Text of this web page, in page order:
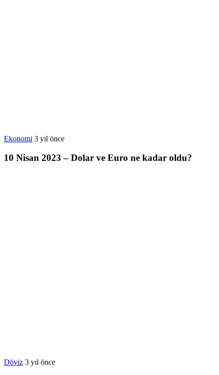
Ekonomi 3 yıl önce
10 Nisan 2023 – Dolar ve Euro ne kadar oldu?
Döviz 3 yıl önce